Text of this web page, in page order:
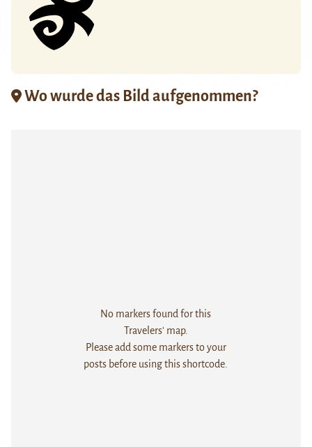
Wo wurde das Bild aufgenommen?
No markers found for this
Travelers' map.
Please add some markers to your
posts before using this shortcode.